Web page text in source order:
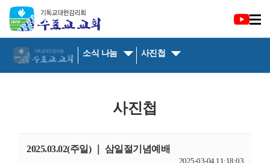
소식 나눔 사진첩
사진첩
2025.03.02(주일) ｜ 삼일절기념예배
2025-03-04 11:18:03